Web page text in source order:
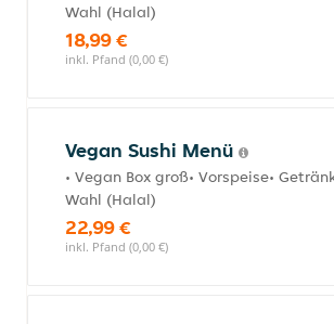
Wahl (Halal)
18,99 €
inkl. Pfand (0,00 €)
Vegan Sushi Menü
• Vegan Box groß• Vorspeise•
Wahl (Halal)
22,99 €
inkl. Pfand (0,00 €)